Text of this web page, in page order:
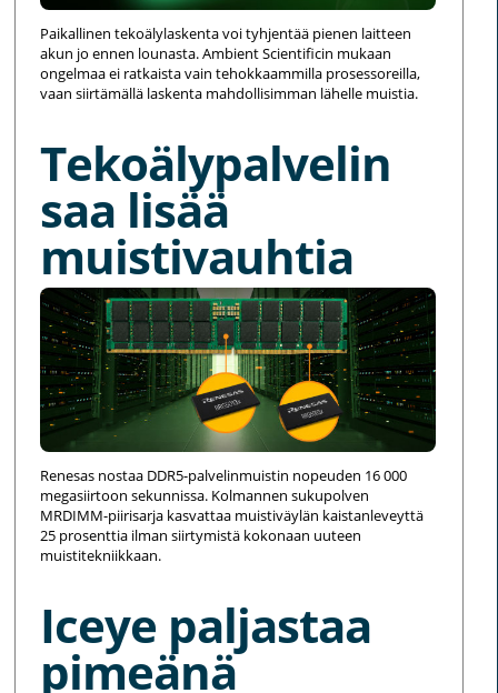
Paikallinen tekoälylaskenta voi tyhjentää pienen laitteen
akun jo ennen lounasta. Ambient Scientificin mukaan
ongelmaa ei ratkaista vain tehokkaammilla prosessoreilla,
vaan siirtämällä laskenta mahdollisimman lähelle muistia.
Tekoälypalvelin
saa lisää
muistivauhtia
Renesas nostaa DDR5-palvelinmuistin nopeuden 16 000
megasiirtoon sekunnissa. Kolmannen sukupolven
MRDIMM-piirisarja kasvattaa muistiväylän kaistanleveyttä
25 prosenttia ilman siirtymistä kokonaan uuteen
muistitekniikkaan.
Iceye paljastaa
pimeänä